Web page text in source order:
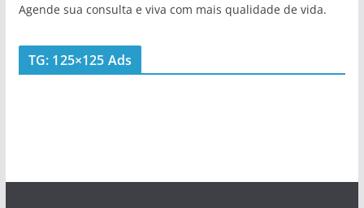
Agende sua consulta e viva com mais qualidade de vida.
TG: 125×125 Ads